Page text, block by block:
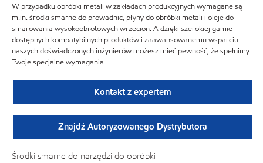
W przypadku obróbki metali w zakładach produkcyjnych wymagane są
m.in. środki smarne do prowadnic, płyny do obróbki metali i oleje do
smarowania wysokoobrotowych wrzecion. A dzięki szerokiej gamie
dostępnych kompatybilnych produktów i zaawansowanemu wsparciu
naszych doświadczonych inżynierów możesz mieć pewność, że spełnimy
Twoje specjalne wymagania.
Kontakt z expertem
Znajdź Autoryzowanego Dystrybutora
Środki smarne do narzędzi do obróbki